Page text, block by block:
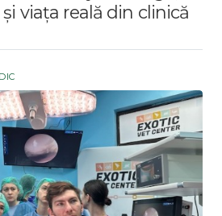
viața reală din clinică